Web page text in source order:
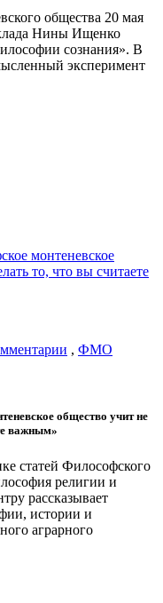
общества 20 мая
Нины Ищенко
сознания». В
эксперимент
, ФМО
общество учит не
важным»
статей Философского
религии и
рассказывает
истории и
аграрного